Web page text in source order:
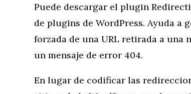
Puede descargar el plugin
de plugins de WordPress. Ayuda
forzada de una URL retirada a una
un mensaje de error 404.
En lugar de codificar las